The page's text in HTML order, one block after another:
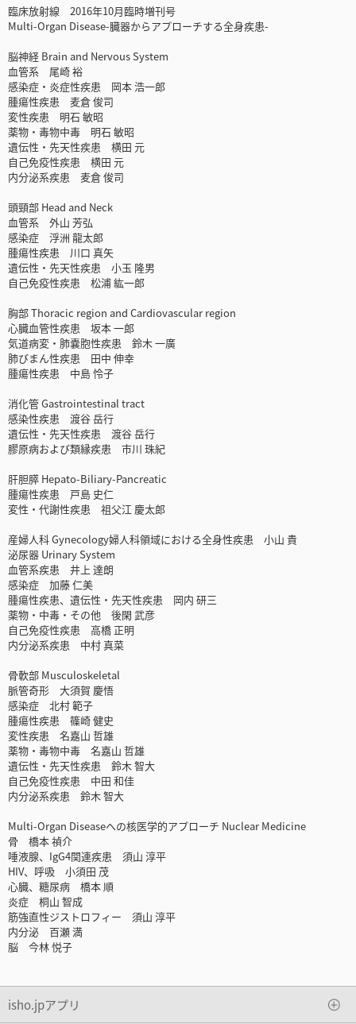
臨床放射線 2016年10月臨時増刊号
Multi-Organ Disease-臓器からアプローチする全身疾患-
脳神経 Brain and Nervous System
血管系 尾崎 裕
感染症・炎症性疾患 岡本 浩一郎
腫瘍性疾患 麦倉 俊司
変性疾患 明石 敏昭
薬物・毒物中毒 明石 敏昭
遺伝性・先天性疾患 横田 元
自己免疫性疾患 横田 元
内分泌系疾患 麦倉 俊司
頭頸部 Head and Neck
血管系 外山 芳弘
感染症 浮洲 龍太郎
腫瘍性疾患 川口 真矢
遺伝性・先天性疾患 小玉 隆男
自己免疫性疾患 松浦 紘一郎
胸部 Thoracic region and Cardiovascular region
心臓血管性疾患 坂本 一郎
気道病変・肺嚢胞性疾患 鈴木 一廣
肺びまん性疾患 田中 伸幸
腫瘍性疾患 中島 怜子
消化管 Gastrointestinal tract
感染性疾患 渡谷 岳行
遺伝性・先天性疾患 渡谷 岳行
膠原病および類縁疾患 市川 珠紀
肝胆膵 Hepato-Biliary-Pancreatic
腫瘍性疾患 戸島 史仁
変性・代謝性疾患 祖父江 慶太郎
産婦人科 Gynecology婦人科領域における全身性疾患 小山 貴
泌尿器 Urinary System
血管系疾患 井上 達朗
感染症 加藤 仁美
腫瘍性疾患、遺伝性・先天性疾患 岡内 研三
薬物・中毒・その他 後閑 武彦
自己免疫性疾患 高橋 正明
内分泌系疾患 中村 真菜
骨軟部 Musculoskeletal
脈管奇形 大須賀 慶悟
感染症 北村 範子
腫瘍性疾患 篠崎 健史
変性疾患 名嘉山 哲雄
薬物・毒物中毒 名嘉山 哲雄
遺伝性・先天性疾患 鈴木 智大
自己免疫性疾患 中田 和佳
内分泌系疾患 鈴木 智大
Multi-Organ Diseaseへの核医学的アプローチ Nuclear Medicine
骨 橋本 禎介
唾液腺、IgG4関連疾患 須山 淳平
HIV、呼吸 小須田 茂
心臓、糖尿病 橋本 順
炎症 桐山 智成
筋強直性ジストロフィー 須山 淳平
内分泌 百瀬 満
脳 今林 悦子
isho.jpアプリ